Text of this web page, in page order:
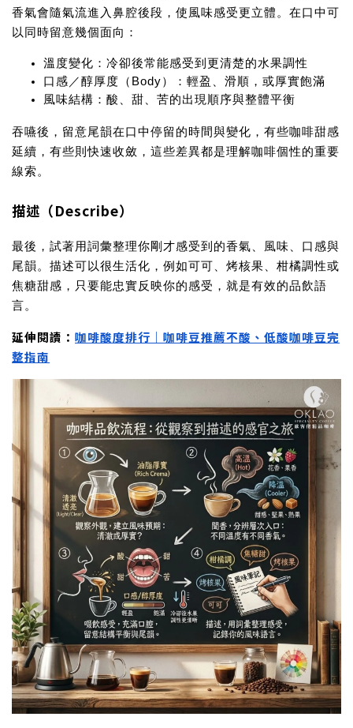
香氣會隨氣流進入鼻腔後段，使風味感受更立體。在口中可
以同時留意幾個面向：
溫度變化 ：冷卻後常能感受到更清楚的水果調性
口感／醇厚度（Body）
：輕盈、滑順，或厚實飽滿
風味結構 ：酸、甜、苦的出現順序與整體平衡
吞嚥後，留意尾韻在口中停留的時間與變化，有些咖啡甜感
延續，有些則快速收斂，這些差異都是理解咖啡個性的重要
線索。
描述（Describe）
最後，試著用詞彙整理你剛才感受到的香氣、風味、口感與
尾韻。描述可以很生活化，例如可可、烤核果、柑橘調性或
焦糖甜感，只要能忠實反映你的感受，就是有效的品飲語
言。
延伸閱讀： 咖啡酸度排行｜咖啡豆推薦不酸、低酸咖啡豆完
整指南